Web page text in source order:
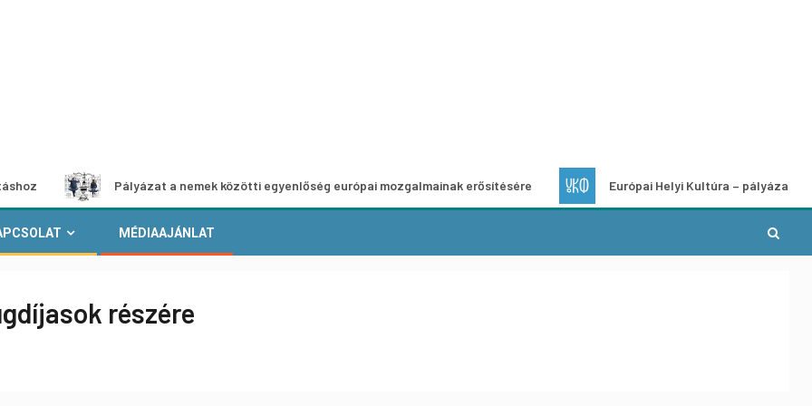
Pályázat a nemek közötti egyenlőség európai mozgalmainak erősítésére Európai Helyi Kultúra – pályázat helyi
MÉDIAAJÁNLAT
részére